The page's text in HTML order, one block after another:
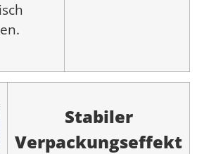
Stabiler
Verpackungseffekt